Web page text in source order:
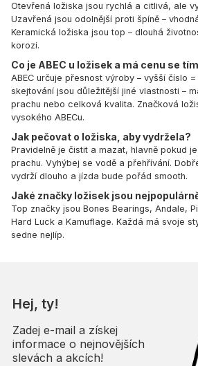
Otevřená ložiska jsou rychlá a citlivá, ale
Uzavřená jsou odolnější proti špíně –
Keramická ložiska jsou top – dlouhá
korozi.
Co je ABEC u ložisek a má cenu se
ABEC určuje přesnost výroby – vyšší číslo
skejtování jsou důležitější jiné vlastnosti –
prachu nebo celková kvalita. Značková
vysokého ABECu.
Jak pečovat o ložiska, aby vydržela?
Pravidelně je čistit a mazat, hlavně pokud
prachu. Vyhýbej se vodě a přehřívání.
vydrží dlouho a jízda bude pořád smooth.
Jaké značky ložisek jsou
Top značky jsou Bones Bearings, Andale,
Hard Luck a Kamuflage. Každá má svoje
sedne nejlíp.
Hej, ty!
Zadej e-mail a získej
informace o nejnovějších
slevách a akcích!